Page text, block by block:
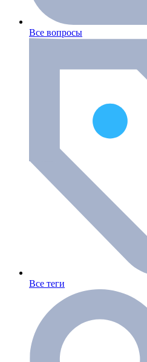
Все вопросы
Все теги